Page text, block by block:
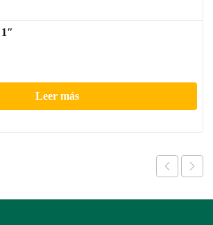
Leer más